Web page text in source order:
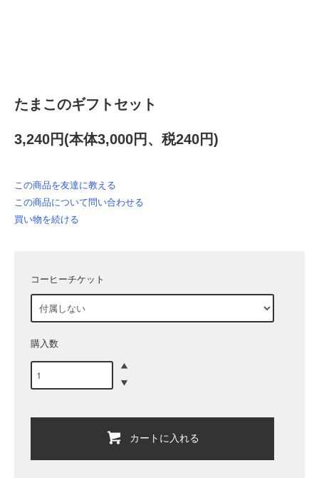
たまこのギフトセット
3,240円(本体3,000円、税240円)
この商品を友達に教える
この商品について問い合わせる
買い物を続ける
コーヒーチケット
購入数
カートに入れる